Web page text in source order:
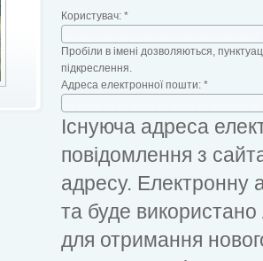
Користувач: *
Пробіли в імені дозволяються,
підкреслення.
Адреса електронної пошти: *
Існуюча адреса
повідомлення з
адресу. Електронну
та буде
для отримання